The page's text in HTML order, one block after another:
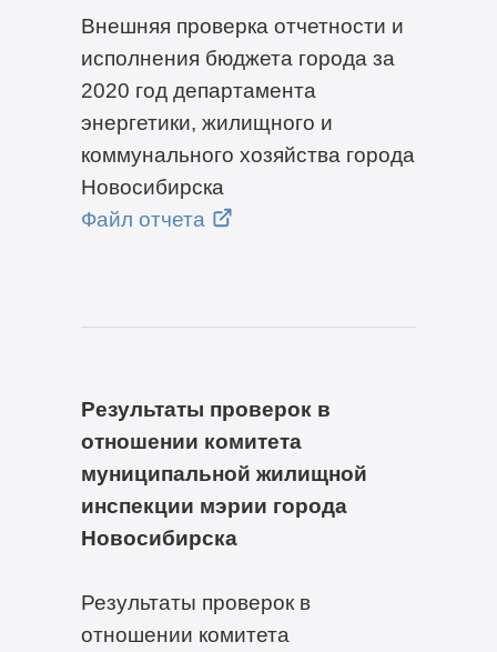
Внешняя проверка отчетности и
исполнения бюджета города за
2020 год департамента
энергетики, жилищного и
коммунального хозяйства города
Новосибирска
Файл отчета
Результаты проверок в
отношении комитета
муниципальной жилищной
инспекции мэрии города
Новосибирска
Результаты проверок в
отношении комитета